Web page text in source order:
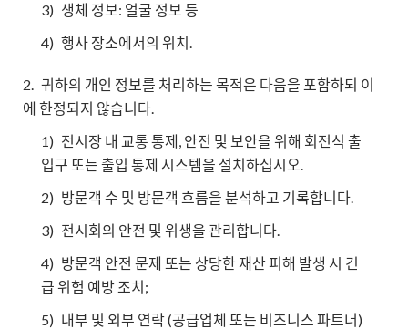
3) 생체 정보: 얼굴 정보 등
4) 행사 장소에서의 위치.
2. 귀하의 개인 정보를 처리하는 목적은 다음을 포함하되 이
에 한정되지 않습니다.
1) 전시장 내 교통 통제, 안전 및 보안을 위해 회전식 출
입구 또는 출입 통제 시스템을 설치하십시오.
2) 방문객 수 및 방문객 흐름을 분석하고 기록합니다.
3) 전시회의 안전 및 위생을 관리합니다.
4) 방문객 안전 문제 또는 상당한 재산 피해 발생 시 긴
급 위험 예방 조치;
5) 내부 및 외부 연락 (공급업체 또는 비즈니스 파트너)